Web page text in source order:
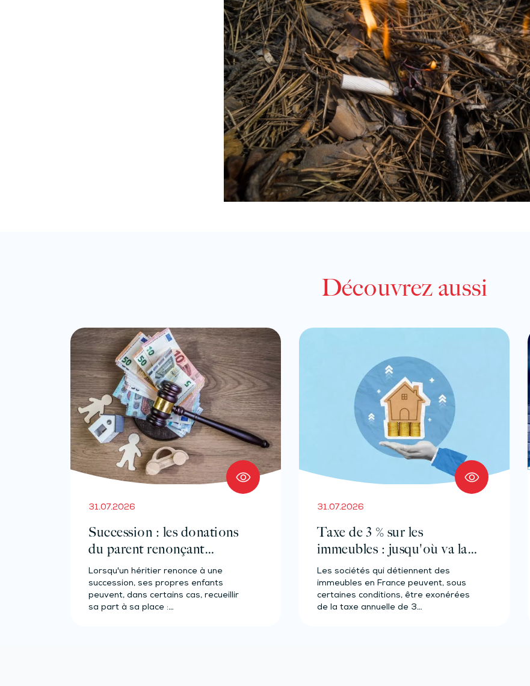
Découvrez aussi
31.07.2026
Succession : les donations
du parent renonçant
comptent-elles ?
Lorsqu'un héritier renonce à une
succession, ses propres enfants
peuvent, dans certains cas, recueillir
sa part à sa place :…
31.07.2026
Taxe de 3 % sur les
immeubles : jusqu'où va la
tolérance de
l'administration ?
Les sociétés qui détiennent des
immeubles en France peuvent, sous
certaines conditions, être exonérées
de la taxe annuelle de 3…